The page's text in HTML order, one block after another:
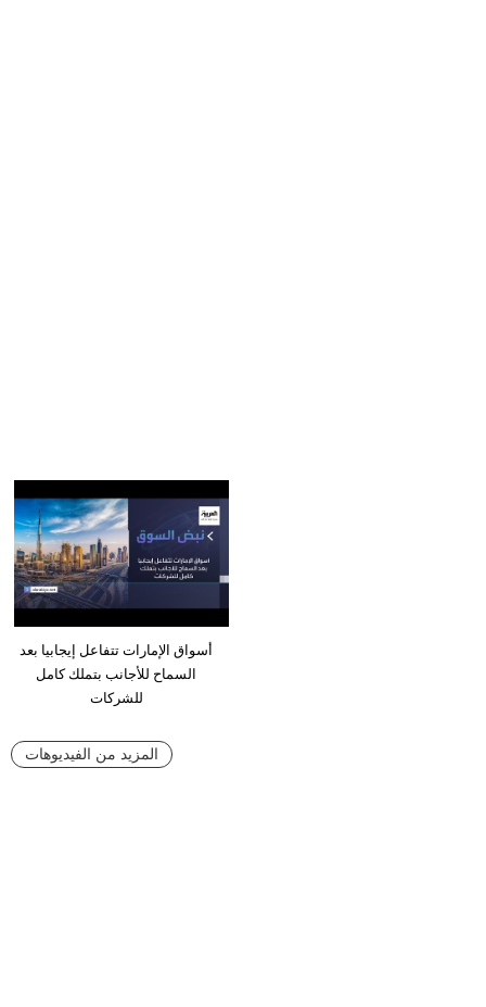
أسواق الإمارات تتفاعل إيجابيا بعد
السماح للأجانب بتملك كامل
للشركات
المزيد من الفيديوهات